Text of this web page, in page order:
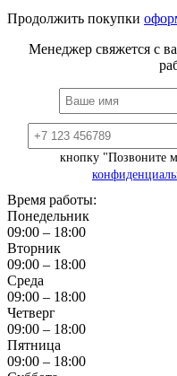
Продолжить покупки
Менеджер свяжется с
кнопку "Позвоните
Время работы:
Понедельник
09:00 – 18:00
Вторник
09:00 – 18:00
Среда
09:00 – 18:00
Четверг
09:00 – 18:00
Пятница
09:00 – 18:00